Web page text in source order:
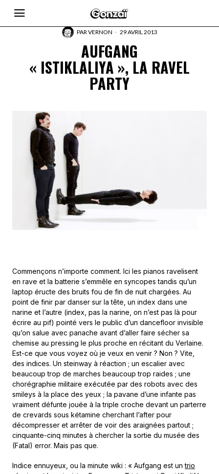
PARVERNON 29 AVRIL 2013
AUFGANG
« ISTIKLALIYA », LA RAVEL
PARTY
Commençons n’importe comment. Ici les pianos ravelisent
en rave et la batterie s’emmêle en syncopes tandis qu’un
laptop éructe des bruits fou de fin de nuit chargées. Au
point de finir par danser sur la tête, un index dans une
narine et l’autre (index, pas la narine, on n’est pas là pour
écrire au pif) pointé vers le public d’un dancefloor invisible
qu’on salue avec panache avant d’aller faire sécher sa
chemise au pressing le plus proche en récitant du Verlaine.
Est-ce que vous voyez où je veux en venir ? Non ? Vite,
des indices. Un steinway à réaction ; un escalier avec
beaucoup trop de marches beaucoup trop raides ; une
chorégraphie militaire exécutée par des robots avec des
smileys à la place des yeux ; la pavane d’une infante pas
vraiment défunte jouée à la triple croche devant un parterre
de crevards sous kétamine cherchant l’after pour
décompresser et arrêter de voir des araignées partout ;
cinquante-cinq minutes à chercher la sortie du musée des
(Fatal) error. Mais pas que.
Indice ennuyeux, ou la minute wiki : « Aufgang est untrio